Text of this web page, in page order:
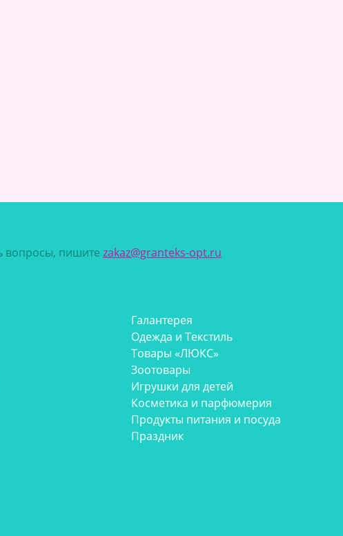
вопросы, пишите zakaz@granteks-opt.ru
Галантерея
Одежда и Текстиль
Товары «ЛЮКС»
Зоотовары
Игрушки для детей
Косметика и парфюмерия
Продукты питания и посуда
Праздник